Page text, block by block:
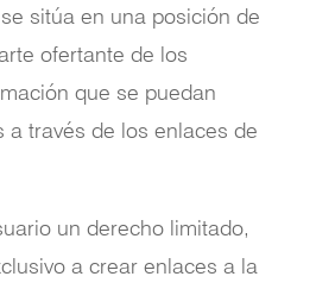
sitúa en una posición de
ofertante de los
que se puedan
a través de los enlaces de
un derecho limitado,
a crear enlaces a la